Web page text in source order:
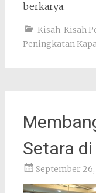
berkarya.
Kisah-Kisah
Peningkatan
Setara
September